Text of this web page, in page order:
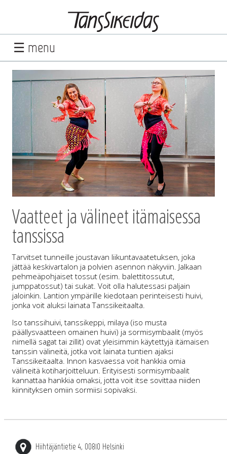
☰ menu
Vaatteet ja välineet itämaisessa
tanssissa
Tarvitset tunneille joustavan liikuntavaatetuksen, joka
jättää keskivartalon ja polvien asennon näkyviin. Jalkaan
pehmeäpohjaiset tossut (esim. balettitossutut,
jumppatossut) tai sukat. Voit olla halutessasi paljain
jaloinkin. Lantion ympärille kiedotaan perinteisesti huivi,
jonka voit aluksi lainata Tanssikeitaalta.
Iso tanssihuivi, tanssikeppi, milaya (iso musta
päällysvaatteen omainen huivi) ja sormisymbaalit (myös
nimellä sagat tai zillit) ovat yleisimmin käytettyjä itämaisen
tanssin välineitä, jotka voit lainata tuntien ajaksi
Tanssikeitaalta. Innon kasvaessa voit hankkia omia
välineitä kotiharjoitteluun. Erityisesti sormisymbaalit
kannattaa hankkia omaksi, jotta voit itse sovittaa niiden
kiinnityksen omiin sormiisi sopivaksi.
Hiihtäjäntietie 4, 00810 Helsinki